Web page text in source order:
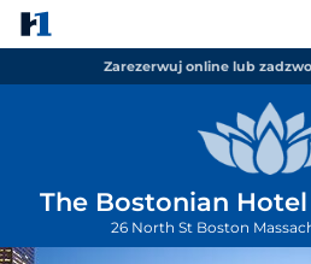
Zarezerwuj online lub
The Bostonian
26 North St Boston